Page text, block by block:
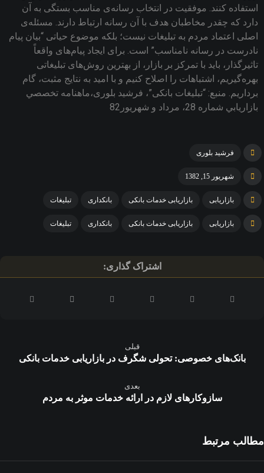
استفاده کنند. موفقیت در انتخاب رسانه‌ی مناسب بستگی به آن
دارد که چقدر مخاطبان هدف با آن رسانه ارتباط دارند. مسئله‌ی
اصلی اعتماد مردم به تبلیغات نیست؛ بلکه موضوع حیاتی “بیان پیام
نادرست در رسانه نامناسب” است. برای ایجاد پیام‌های واقعاً
تاثیرگذار، باید با تمرکز بر بازار، از بهترین روش‌های تبلیغاتی
بهره‌گیریم، اشتباهات را اصلاح کنیم و با امید به نتایج مثبت، گام
برداریم. منبع: “تبليغات بانكی”، فرشید بلوری،ماهنامه تخصصي
بازاريابي شماره 28، مرداد و شهريور82
فرشید بلوری
شهریور 15, 1382
بازاریابی بازاریابی خدمات بانکی بانکداری تبلیغات
بازاریابی بازاریابی خدمات بانکی بانکداری تبلیغات
قبلی
بانک‌های خصوصی: تحولی شگرف در بازاریابی خدمات بانکی
بعدی
سازوكارهای لازم در ارائه خدمات موثر به مردم
مطالب مرتبط